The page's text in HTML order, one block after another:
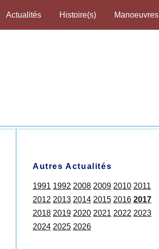
Actualités Histoire(s) Manoeuvres
Autres Actualités
1991 1992 2008 2009 2010 2011
2012 2013 2014 2015 2016 2017
2018 2019 2020 2021 2022 2023
2024 2025 2026